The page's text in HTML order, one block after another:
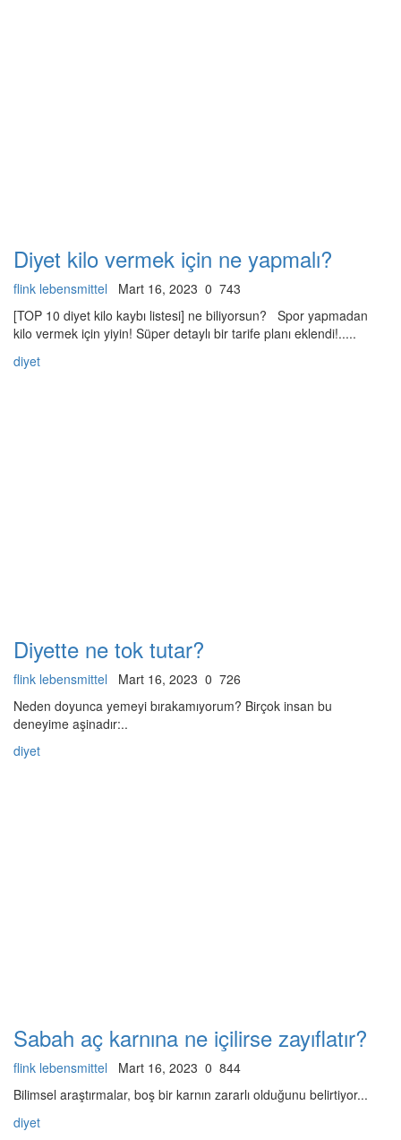
Diyet kilo vermek için ne yapmalı?
flink lebensmittel Mart 16, 2023 0 743
[TOP 10 diyet kilo kaybı listesi] ne biliyorsun? Spor yapmadan
kilo vermek için yiyin! Süper detaylı bir tarife planı eklendi!.....
diyet
Diyette ne tok tutar?
flink lebensmittel Mart 16, 2023 0 726
Neden doyunca yemeyi bırakamıyorum? Birçok insan bu
deneyime aşinadır:..
diyet
Sabah aç karnına ne içilirse zayıflatır?
flink lebensmittel Mart 16, 2023 0 844
Bilimsel araştırmalar, boş bir karnın zararlı olduğunu belirtiyor...
diyet